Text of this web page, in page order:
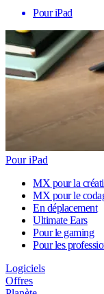
Pour iPad
Pour iPad
MX pour la
MX pour le
En déplacement
Ultimate Ears
Pour le gaming
Pour les
Logiciels
Offres